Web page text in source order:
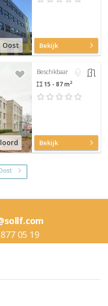
Oost Bekijk
Beschikbaar
15 - 87 m2
Bekijk
05 19